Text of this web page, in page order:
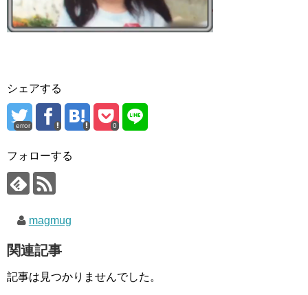
シェアする
error 0
フォローする
magmug
関連記事
記事は見つかりませんでした。